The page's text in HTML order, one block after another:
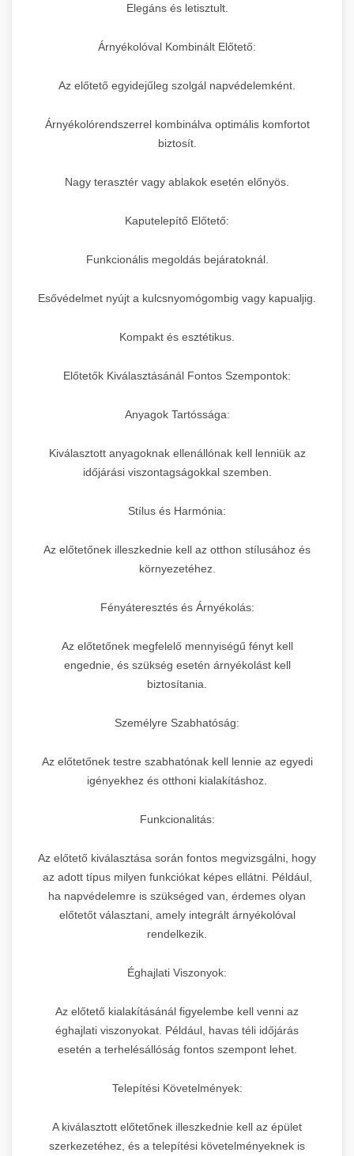
Elegáns és letisztult.
Árnyékolóval Kombinált Előtető:
Az előtető egyidejűleg szolgál napvédelemként.
Árnyékolórendszerrel kombinálva optimális komfortot
biztosít.
Nagy terasztér vagy ablakok esetén előnyös.
Kaputelepítő Előtető:
Funkcionális megoldás bejáratoknál.
Esővédelmet nyújt a kulcsnyomógombig vagy kapualjig.
Kompakt és esztétikus.
Előtetők Kiválasztásánál Fontos Szempontok:
Anyagok Tartóssága:
Kiválasztott anyagoknak ellenállónak kell lenniük az
időjárási viszontagságokkal szemben.
Stílus és Harmónia:
Az előtetőnek illeszkednie kell az otthon stílusához és
környezetéhez.
Fényáteresztés és Árnyékolás:
Az előtetőnek megfelelő mennyiségű fényt kell
engednie, és szükség esetén árnyékolást kell
biztosítania.
Személyre Szabhatóság:
Az előtetőnek testre szabhatónak kell lennie az egyedi
igényekhez és otthoni kialakításhoz.
Funkcionalitás:
Az előtető kiválasztása során fontos megvizsgálni, hogy
az adott típus milyen funkciókat képes ellátni. Például,
ha napvédelemre is szükséged van, érdemes olyan
előtetőt választani, amely integrált árnyékolóval
rendelkezik.
Éghajlati Viszonyok:
Az előtető kialakításánál figyelembe kell venni az
éghajlati viszonyokat. Például, havas téli időjárás
esetén a terhelésállóság fontos szempont lehet.
Telepítési Követelmények:
A kiválasztott előtetőnek illeszkednie kell az épület
szerkezetéhez, és a telepítési követelményeknek is